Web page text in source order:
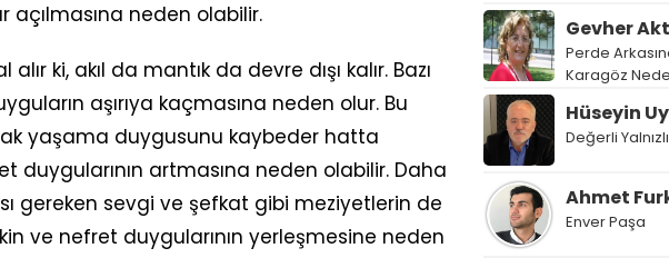
açılmasına neden olabilir.
ki, akıl da mantık da devre dışı kalır. Bazı
aşırıya kaçmasına neden olur. Bu
yaşama duygusunu kaybeder hatta
duygularının artmasına neden olabilir. Daha
gereken sevgi ve şefkat gibi meziyetlerin de
ve nefret duygularının yerleşmesine neden
Gevher
Perde
Karagöz
Hüseyin
Değerli
Ahmet
Enver Paşa